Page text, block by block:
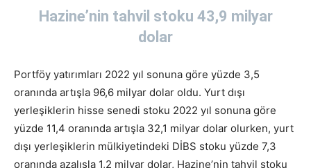
Hazine’nin tahvil stoku 43,9 milyar
dolar
Portföy yatırımları 2022 yıl sonuna göre yüzde 3,5
oranında artışla 96,6 milyar dolar oldu. Yurt dışı
yerleşiklerin hisse senedi stoku 2022 yıl sonuna göre
yüzde 11,4 oranında artışla 32,1 milyar dolar olurken, yurt
dışı yerleşiklerin mülkiyetindeki DİBS stoku yüzde 7,3
oranında azalışla 1,2 milyar dolar, Hazine’nin tahvil stoku